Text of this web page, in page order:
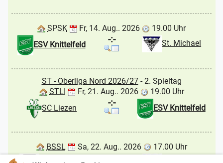
SPSK Fr, 14. Aug.. 2026
19.00 Uhr
ESV Knittelfeld
St. Michael
-:-
ST - Oberliga Nord 2026/27- 2. Spieltag
STLI
Fr, 21. Aug.. 2026
19.00 Uhr
SC Liezen
ESV Knittelfeld
-:-
BSSL Sa, 22. Aug.. 2026
17.00 Uhr
-:-